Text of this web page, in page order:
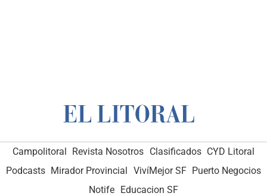
Campolitoral Revista Nosotros Clasificados CYD Litoral
Podcasts Mirador Provincial VivíMejor SF Puerto Negocios
Notife Educacion SF